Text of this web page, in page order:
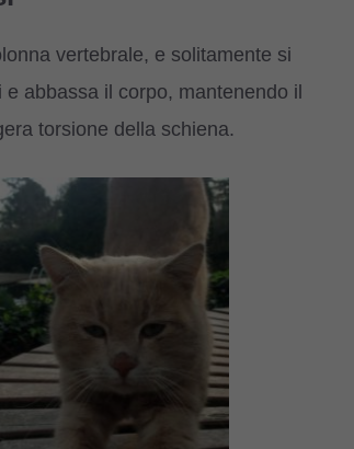
vertebrale, e solitamente si
abbassa il corpo, mantenendo il
torsione della schiena.